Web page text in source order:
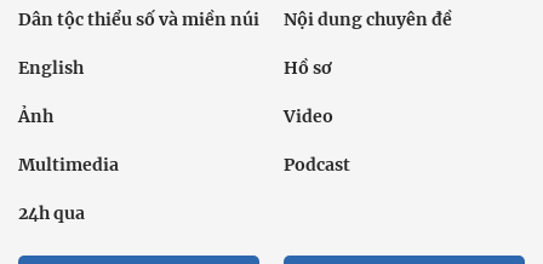
Dân tộc thiểu số và miền núi Nội dung chuyên đề
English Hồ sơ
Ảnh Video
Multimedia Podcast
24h qua